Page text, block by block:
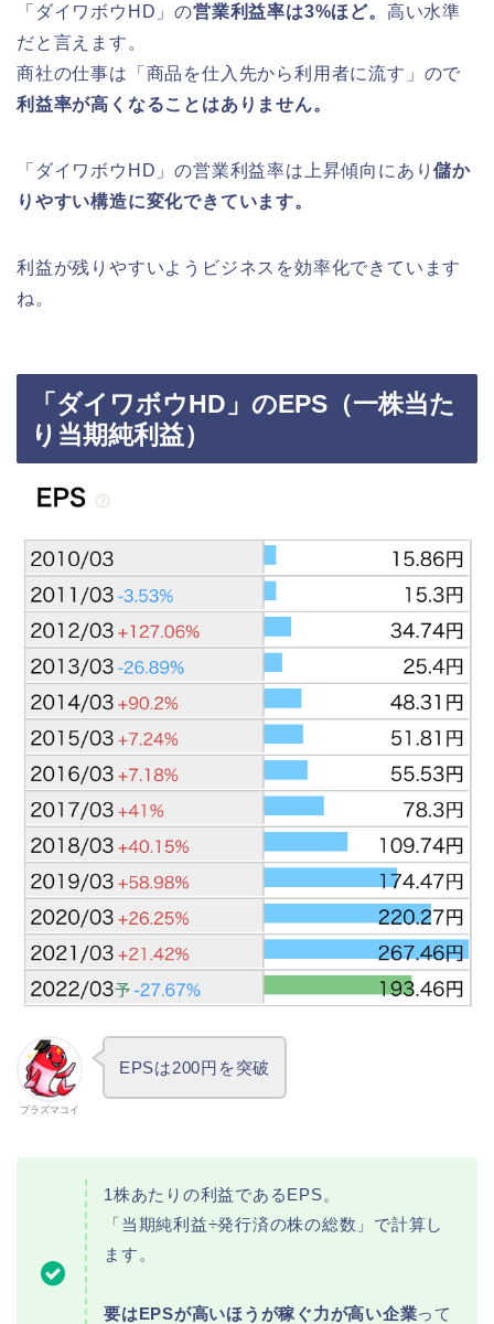
「ダイワボウHD」の営業利益率は3%ほど。 高い水準
だと言えます。
商社の仕事は「商品を仕入先から利用者に流す」ので
利益率が高くなることはありません。
「ダイワボウHD」の営業利益率は上昇傾向にあり儲か
りやすい構造に変化できています。
利益が残りやすいようビジネスを効率化できています
ね。
「ダイワボウHD」のEPS（一株当た
り当期純利益）
プラズマコイ
EPSは200円を突破
1株あたりの利益であるEPS。
「当期純利益÷発行済の株の総数」で計算し
ます。
要はEPSが高いほうが稼ぐ力が高い企業って